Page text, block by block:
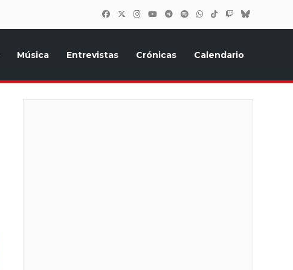
Música Entrevistas Crónicas Calendario